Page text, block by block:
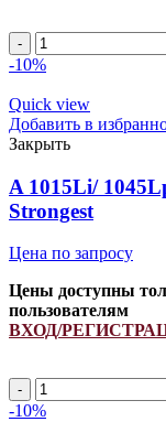
A
1670Li/
ремень
клиновой
INDFORCE
Strongest
quantity
-10%
Quick view
Добавить в
Закрыть
A 1015Li/
Strongest
Цена по запросу
Цены доступны
пользователям
ВХОД/
A
1015Li/
-10%